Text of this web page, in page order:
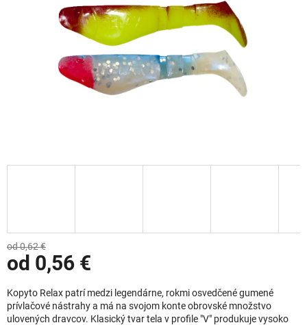
od 0,62 €
od 0,56 €
Jednotková cena:
Kopyto Relax patrí medzi legendárne, rokmi osvedčené gumené
prívlačové nástrahy a má na svojom konte obrovské množstvo
ulovených dravcov. Klasický tvar tela v profile "V" produkuje vysoko